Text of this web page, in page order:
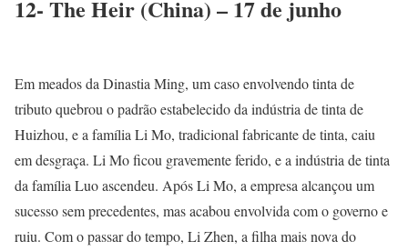
12- The Heir (China) – 17 de junho
Em meados da Dinastia Ming, um caso envolvendo tinta de
tributo quebrou o padrão estabelecido da indústria de tinta de
Huizhou, e a família Li Mo, tradicional fabricante de tinta, caiu
em desgraça. Li Mo ficou gravemente ferido, e a indústria de tinta
da família Luo ascendeu. Após Li Mo, a empresa alcançou um
sucesso sem precedentes, mas acabou envolvida com o governo e
ruiu. Com o passar do tempo, Li Zhen, a filha mais nova do